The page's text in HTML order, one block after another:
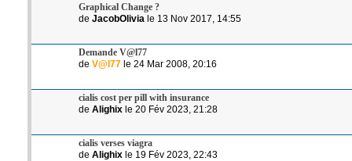
Graphical Change ?
de JacobOlivia le 13 Nov 2017, 14:55
Demande V@l77
de V@l77le 24 Mar 2008, 20:16
cialis cost per pill with insurance
de Alighixle 20 Fév 2023, 21:28
cialis verses viagra
de Alighixle 19 Fév 2023, 22:43